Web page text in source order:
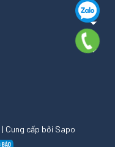
| Cung cấp bởi Sapo